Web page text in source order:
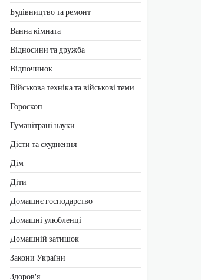
Будівництво та ремонт
Ванна кімната
Відносини та дружба
Відпочинок
Військова техніка та військові теми
Гороскоп
Гуманітрані науки
Дієти та схуднення
Дім
Діти
Домашнє господарство
Домашні улюбленці
Домашній затишок
Закони України
Здоров'я